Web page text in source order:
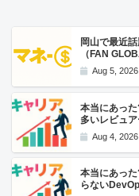
岡山で最近
（FAN
Aug 5, 2026
本当にあっ
多いレビュア
Aug 4, 2026
本当にあっ
らない